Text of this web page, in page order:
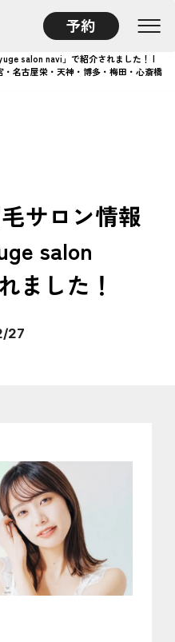
予約
salon navi」で紹介されました！ |
名古屋栄・天神・博多・梅田・心斎橋
サロン情報
salon
ました！
27